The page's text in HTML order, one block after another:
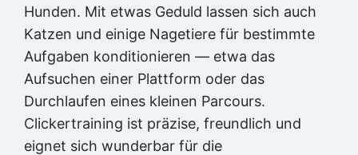
Hunden. Mit etwas Geduld lassen sich auch
Katzen und einige Nagetiere für bestimmte
Aufgaben konditionieren — etwa das
Aufsuchen einer Plattform oder das
Durchlaufen eines kleinen Parcours.
Clickertraining ist präzise, freundlich und
eignet sich wunderbar für die